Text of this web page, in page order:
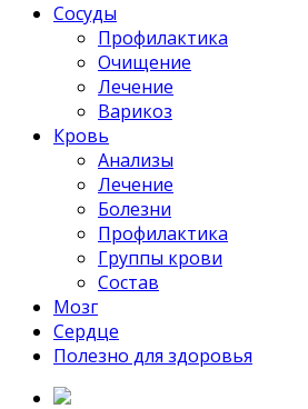
Сосуды
Профилактика
Очищение
Лечение
Варикоз
Кровь
Анализы
Лечение
Болезни
Профилактика
Группы крови
Состав
Мозг
Сердце
Полезно для здоровья